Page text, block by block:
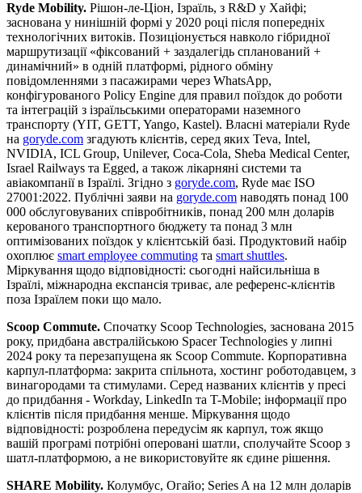
Ryde Mobility. Рішон-ле-Ціон, Ізраїль, з R&D у Хайфі;
заснована у нинішній формі у 2020 році після попередніх
технологічних витоків. Позиціонується навколо гібридної
маршрутизації «фіксований + заздалегідь спланований +
динамічний» в одній платформі, рідного обміну
повідомленнями з пасажирами через WhatsApp,
конфігурованого Policy Engine для правил поїздок до роботи
та інтеграцій з ізраїльськими операторами наземного
транспорту (YIT, GETT, Yango, Kastel). Власні матеріали Ryde
на goryde.com згадують клієнтів, серед яких Teva, Intel,
NVIDIA, ICL Group, Unilever, Coca-Cola, Sheba Medical Center,
Israel Railways та Egged, а також лікарняні системи та
авіакомпанії в Ізраїлі. Згідно з goryde.com, Ryde має ISO
27001:2022. Публічні заяви на goryde.com наводять понад 100
000 обслуговуваних співробітників, понад 200 млн доларів
керованого транспортного бюджету та понад 3 млн
оптимізованих поїздок у клієнтській базі. Продуктовий набір
охоплює smart employee commuting та smart shuttles.
Міркування щодо відповідності: сьогодні найсильніша в
Ізраїлі, міжнародна експансія триває, але референс-клієнтів
поза Ізраїлем поки що мало.
Scoop Commute. Спочатку Scoop Technologies, заснована 2015
року, придбана австралійською Spacer Technologies у липні
2024 року та перезапущена як Scoop Commute. Корпоративна
карпул-платформа: закрита спільнота, хостинг роботодавцем, з
винагородами та стимулами. Серед названих клієнтів у пресі
до придбання - Workday, LinkedIn та T-Mobile; інформації про
клієнтів після придбання менше. Міркування щодо
відповідності: розроблена передусім як карпул, тож якщо
вашій програмі потрібні оперовані шатли, сполучайте Scoop з
шатл-платформою, а не використовуйте як єдине рішення.
SHARE Mobility. Колумбус, Огайо; Series A на 12 млн доларів